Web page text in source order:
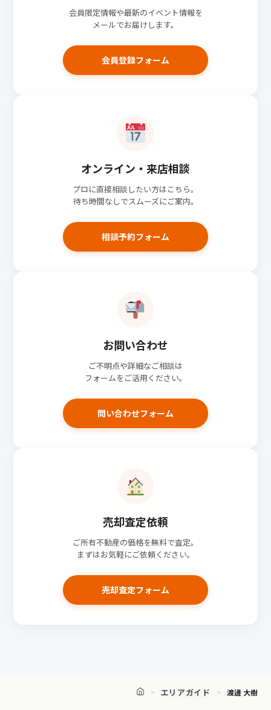
会員限定情報や最新のイベント情報を
メールでお届けします。
会員登録フォーム
オンライン・来店相談
プロに直接相談したい方はこちら。
待ち時間なしでスムーズにご案内。
相談予約フォーム
お問い合わせ
ご不明点や詳細なご相談は
フォームをご活用ください。
問い合わせフォーム
売却査定依頼
ご所有不動産の価格を無料で査定。
まずはお気軽にご依頼ください。
売却査定フォーム
エリアガイド 渡邊 大樹